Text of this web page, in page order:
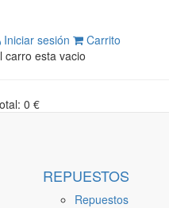
Iniciar sesión
Carrito
carro esta vacio
0 €
REPUESTOS
Repuestos